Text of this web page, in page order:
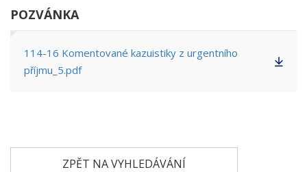
POZVÁNKA
114-16 Komentované kazuistiky z urgentního
příjmu_5.pdf
ZPĚT NA VYHLEDÁVÁNÍ